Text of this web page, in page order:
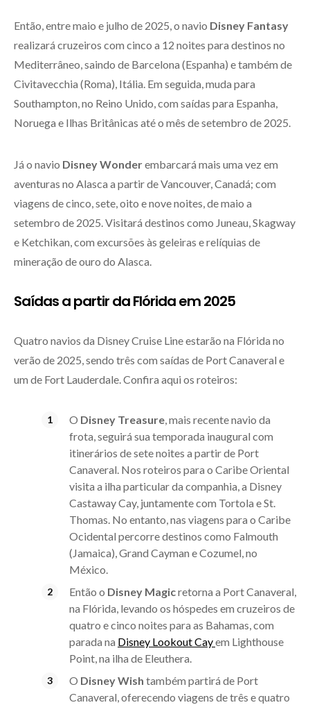
Então, entre maio e julho de 2025, o navio Disney Fantasy
realizará cruzeiros com cinco a 12 noites para destinos no
Mediterrâneo, saindo de Barcelona (Espanha) e também de
Civitavecchia (Roma), Itália. Em seguida, muda para
Southampton, no Reino Unido, com saídas para Espanha,
Noruega e Ilhas Britânicas até o mês de setembro de 2025.
Já o navio Disney Wonderembarcará mais uma vez em
aventuras no Alasca a partir de Vancouver, Canadá; com
viagens de cinco, sete, oito e nove noites, de maio a
setembro de 2025. Visitará destinos como Juneau, Skagway
e Ketchikan, com excursões às geleiras e relíquias de
mineração de ouro do Alasca.
Saídas a partir da Flórida em 2025
Quatro navios da Disney Cruise Line estarão na Flórida no
verão de 2025, sendo três com saídas de Port Canaveral e
um de Fort Lauderdale. Confira aqui os roteiros:
O Disney Treasure , mais recente navio da
frota, seguirá sua temporada inaugural com
itinerários de sete noites a partir de Port
Canaveral. Nos roteiros para o Caribe Oriental
visita a ilha particular da companhia, a Disney
Castaway Cay, juntamente com Tortola e St.
Thomas. No entanto, nas viagens para o Caribe
Ocidental percorre destinos como Falmouth
(Jamaica), Grand Cayman e Cozumel, no
México.
Então o Disney Magicretorna a Port Canaveral,
na Flórida, levando os hóspedes em cruzeiros de
quatro e cinco noites para as Bahamas, com
parada na Disney Lookout Cayem Lighthouse
Point, na ilha de Eleuthera.
O DisneyWish também partirá de Port
Canaveral, oferecendo viagens de três e quatro